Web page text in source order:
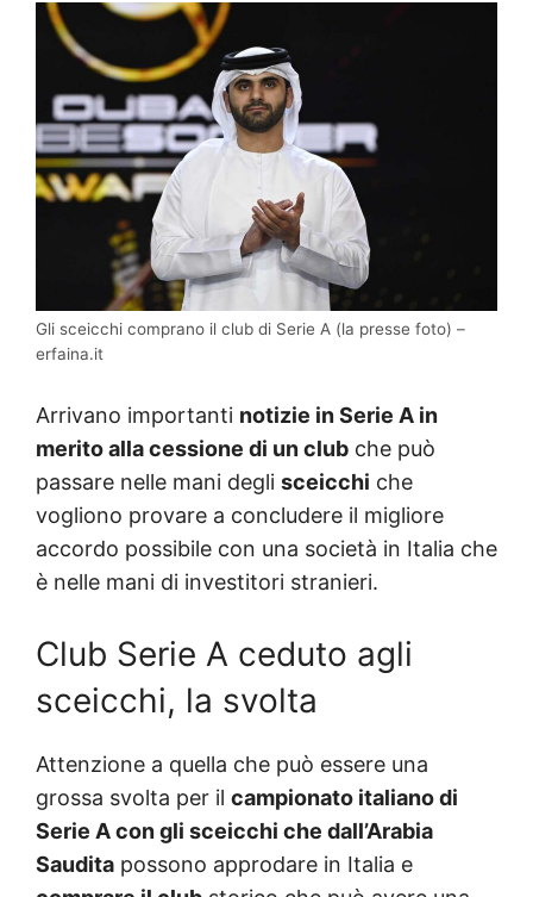
Gli sceicchi comprano il club di Serie A (la presse foto) –
erfaina.it
Arrivano importanti notizie in Serie A in
merito alla cessione di un club che può
passare nelle mani degli sceicchi che
vogliono provare a concludere il migliore
accordo possibile con una società in Italia che
è nelle mani di investitori stranieri.
Club Serie A ceduto agli
sceicchi, la svolta
Attenzione a quella che può essere una
grossa svolta per il campionato italiano di
Serie A con gli sceicchi che dall’Arabia
Saudita possono approdare in Italia e